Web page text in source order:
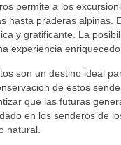
permite a los
hasta praderas alpinas.
y gratificante. La
experiencia
son un destino ideal
de estos
que las futuras
en los senderos de
natural.